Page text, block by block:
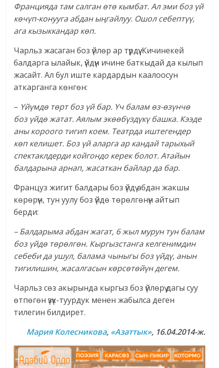
Францияда там салган өтө кымбат. Ал эми боз үй
көчүп-конууга абдан ыңгайлуу. Ошол себептүү,
ага кызыккандар көп.
Чарльз жасаган боз үйлөр ар түрдүү. Кичинекей
балдарга ылайык, үйдүн ичине баткыдай да кылып
жасайт. Ал бул иште кардардын каалоосун
аткарганга көнгөн:
– Үйүмдө төрт боз үй бар. Үч балам өз-өзүнчө
боз үйдө жатат. Аялым экөөбүздүкү башка. Кээде
аны короого тигип коем. Театрда иштегендер
көп келишет. Боз үй аларга ар кандай тарыхый
спектаклдерди койгондо керек болот. Атайын
балдарына арнап, жасаткан байлар да бар.
Француз жигит балдары боз үйдү абдан жакшы
көрөрүн, тун уулу боз үйдө төрөлгөнүн айтып
берди:
– Балдарыма абдан жагат, 6 жыл мурун тун балам
боз үйдө төрөлгөн. Кыргызстанга келгенимдин
себеби да ушул, балама чыныгы боз үйдү, анын
тигилишин, жасалгасын көрсөтөйүн дегем.
Чарльз сөз акырында кыргыз боз үйлөрү дагы суу
өтпөгөн үзүк-туурдук менен жабылса деген
тилегин билдирет.
Мария Колесникова, «Азаттык», 16.04.2014-ж.